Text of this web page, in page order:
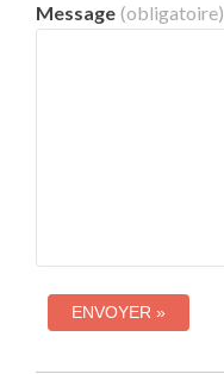
Message (obligatoire)